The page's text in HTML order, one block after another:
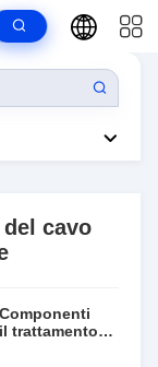
cavo
trattamento